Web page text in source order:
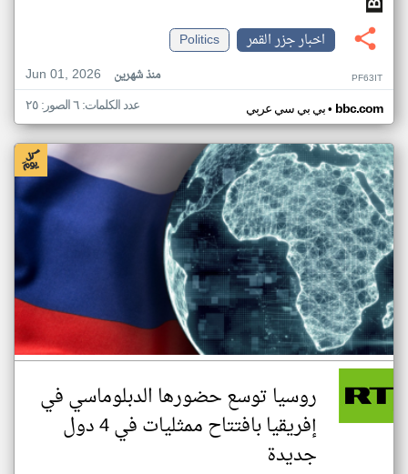
اخبار جزر القمر
Politics
Jun 01, 2026
منذ شهرين PF63IT
بي بي سي عربي• bbc.com عدد الكلمات: ٦ الصور: ٢٥
روسيا توسع حضورها الدبلوماسي في
إفريقيا بافتتاح ممثليات في 4 دول
جديدة